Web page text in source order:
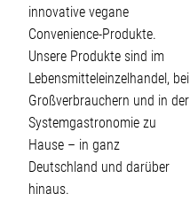
innovative vegane
Convenience-Produkte.
Unsere Produkte sind im
Lebensmitteleinzelhandel, bei
Großverbrauchern und in der
Systemgastronomie zu
Hause – in ganz
Deutschland und darüber
hinaus.